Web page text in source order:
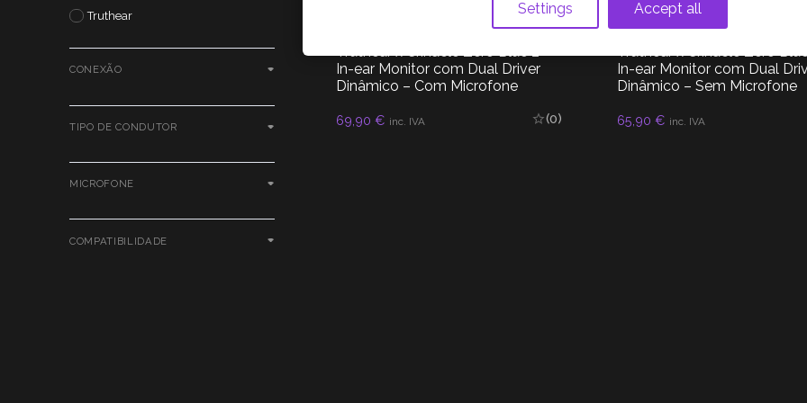
Truthear
CONEXÃO
TIPO DE CONDUTOR
MICROFONE
COMPATIBILIDADE
Truthear x Crinacle Zero Blue 2 –
In-ear Monitor com Dual Driver
Dinâmico – Com Microfone
69,90 € inc. IVA (0)
LER MAIS
AUDIO,IEM
Truthear x Crinacle Zero
In-ear Monitor com Dual
Dinâmico – Sem Microfone
65,90 € inc. IVA
LER MAIS
Settings Accept all